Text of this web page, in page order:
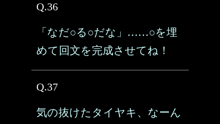
Q.36
「なだ○る○だな」……○を埋
めて回文を完成させてね！
Q.37
気の抜けたタイヤキ、なーん